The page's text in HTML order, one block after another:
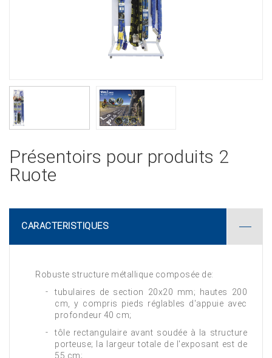
Présentoirs pour produits 2
Ruote
CARACTERISTIQUES
Robuste structure métallique composée de:
tubulaires de section 20x20 mm; hautes 200
cm, y compris pieds réglables d'appuie avec
profondeur 40 cm;
tôle rectangulaire avant soudée à la structure
porteuse; la largeur totale de l'exposant est de
55 cm;